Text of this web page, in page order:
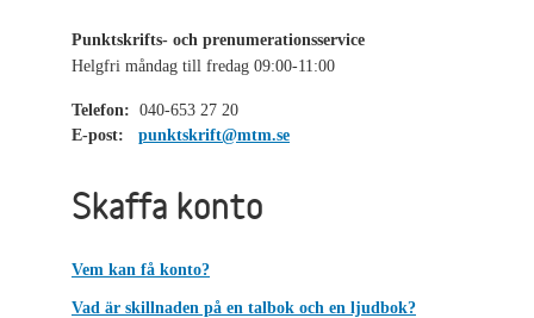
Punktskrifts- och prenumerationsservice
Helgfri måndag till fredag 09:00-11:00
Telefon: 040-653 27 20
E-post:
punktskrift@mtm.se
Skaffa konto
Vem kan få konto?
Vad är skillnaden på en talbok och en ljudbok?